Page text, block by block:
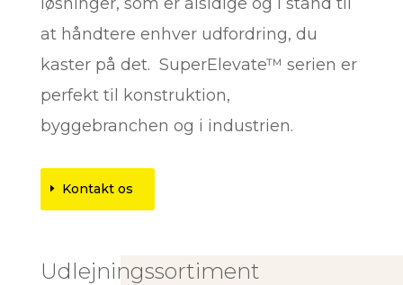
at håndtere enhver udfordring, du
kaster på det. SuperElevate™ serien er
perfekt til konstruktion,
byggebranchen og i industrien.
Kontakt os
Udlejningssortiment